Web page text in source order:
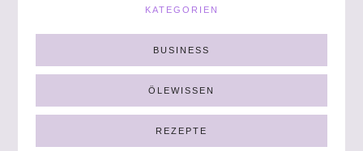
KATEGORIEN
BUSINESS
ÖLEWISSEN
REZEPTE